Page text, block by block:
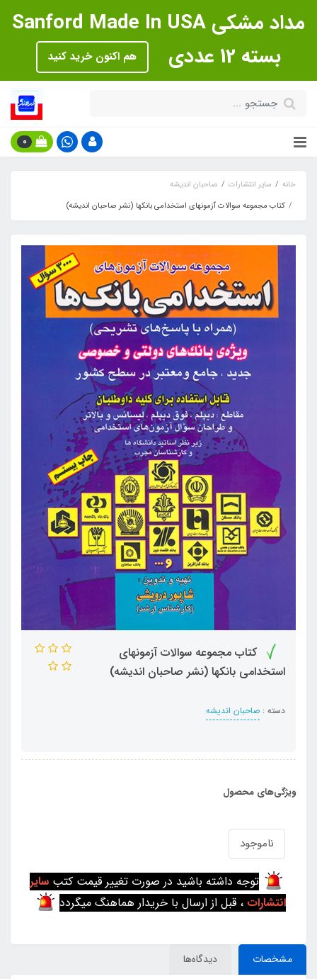
مداد مشکی Sanford Made In USA
بسته 12 عددی
هم اکنون خرید کنید
0
خانه سایر انتشارات
صاحبان اندیشه
کتاب مجموعه سوالات آزمونهای استخدامی بانکها (نشر صاحبان اندیشه)
کتاب مجموعه سوالات آزمونهای
استخدامی بانکها (نشر صاحبان اندیشه)
دسته : صاحبان اندیشه
ویژگی‌های محصول
ناموجود
توجه داشته باشید در صورت تغییر قیمت کتب سایر
انتشارات ، قبل از ارسال با خریدار هماهنگ میگردد
مشخصات دیدگاه‌ها